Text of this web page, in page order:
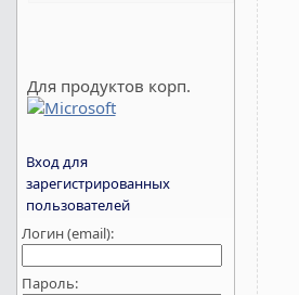
Для продуктов корп.
Вход для
зарегистрированных
пользователей
Логин (email):
Пароль: